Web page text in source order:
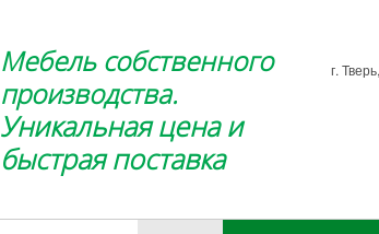
Мебель собственного
производства.
Уникальная цена и
быстрая поставка
г.